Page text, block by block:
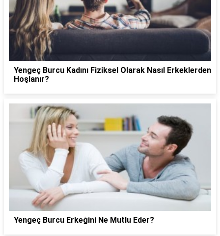
Yengeç Burcu Kadını Fiziksel Olarak Nasıl Erkeklerden
Hoşlanır?
Yengeç Burcu Erkeğini Ne Mutlu Eder?